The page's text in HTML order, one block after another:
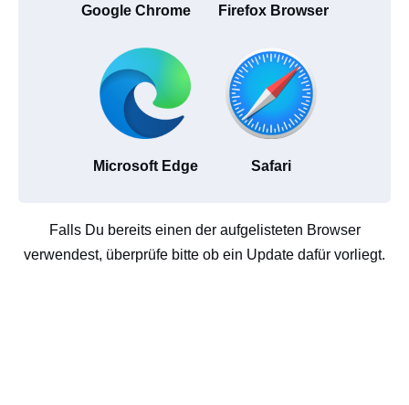
Google Chrome Firefox Browser
Microsoft Edge Safari
Falls Du bereits einen der aufgelisteten Browser
verwendest, überprüfe bitte ob ein Update dafür vorliegt.